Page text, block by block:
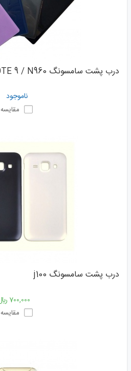
درب پشت سامسونگ NOTE 9 / N960
ناموجود
مقایسه
درب پشت سامسونگ j100
700,000 ﷼
مقایسه